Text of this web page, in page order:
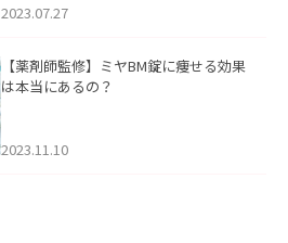
2023.07.27
【薬剤師監修】ミヤBM錠に痩せる効果
は本当にあるの？
2023.11.10